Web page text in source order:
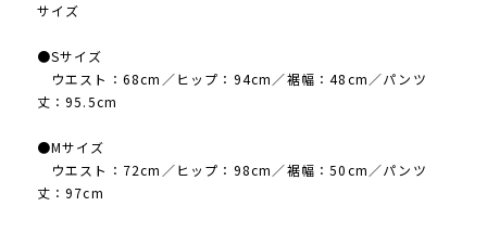
サイズ
●Sサイズ
ウエスト：68cm／ヒップ：94cm／裾幅：48cm／パンツ
丈：95.5cm
●Mサイズ
ウエスト：72cm／ヒップ：98cm／裾幅：50cm／パンツ
丈：97cm